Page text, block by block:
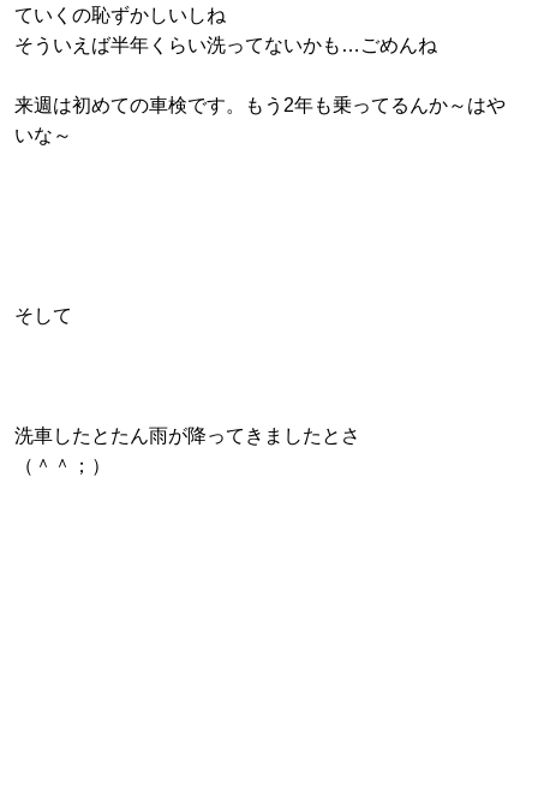
ていくの恥ずかしいしね
そういえば半年くらい洗ってないかも…ごめんね
来週は初めての車検です。もう2年も乗ってるんか～はや
いな～
そして
洗車したとたん雨が降ってきましたとさ
（＾＾；）